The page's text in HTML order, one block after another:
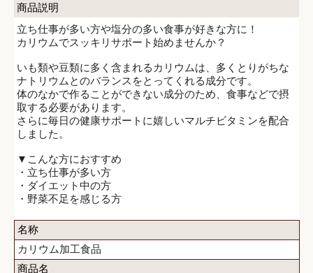
商品説明
立ち仕事が多い方や塩分の多い食事が好きな方に！
カリウムでスッキリサポート始めませんか？
いも類や豆類に多く含まれるカリウムは、多くとりがちな
ナトリウムとのバランスをとってくれる成分です。
体のなかで作ることができない成分のため、食事などで摂
取する必要があります。
さらに毎日の健康サポートに嬉しいマルチビタミンを配合
しました。
▼こんな方におすすめ
・立ち仕事が多い方
・ダイエット中の方
・野菜不足を感じる方
名称
カリウム加工食品
商品名